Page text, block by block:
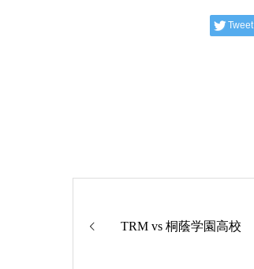
Tweet
TRM vs 桐蔭学園高校